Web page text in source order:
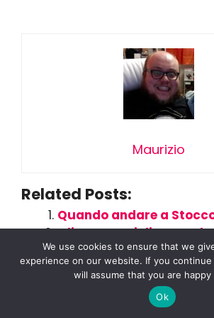
Maurizio
Related Posts:
Quando andare a
Gli aeroporti di
Dove Dormire a
Bambini?
Mälardrottningen Yacht
We use cookies to ensure that we
experience on our website. If you
will assume that you are
Ok